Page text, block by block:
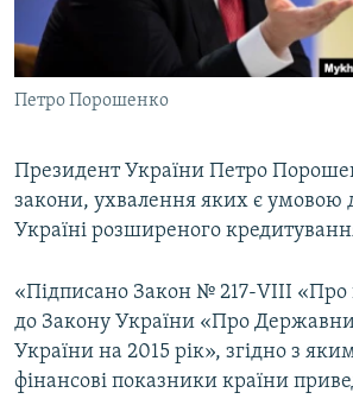
ВІДЕОУРОКИ «ELIFBE»
УКРАЇНСЬКА ПРОБЛЕМА КРИМУ
Русский
Qırımtatar
Петро Порошенко
Президент України Петро
закони, ухвалення яких є умовою
Україні розширеного
«Підписано Закон № 217-VIII «Про
до Закону України «Про
України на 2015 рік», згідно з
фінансові показники країни